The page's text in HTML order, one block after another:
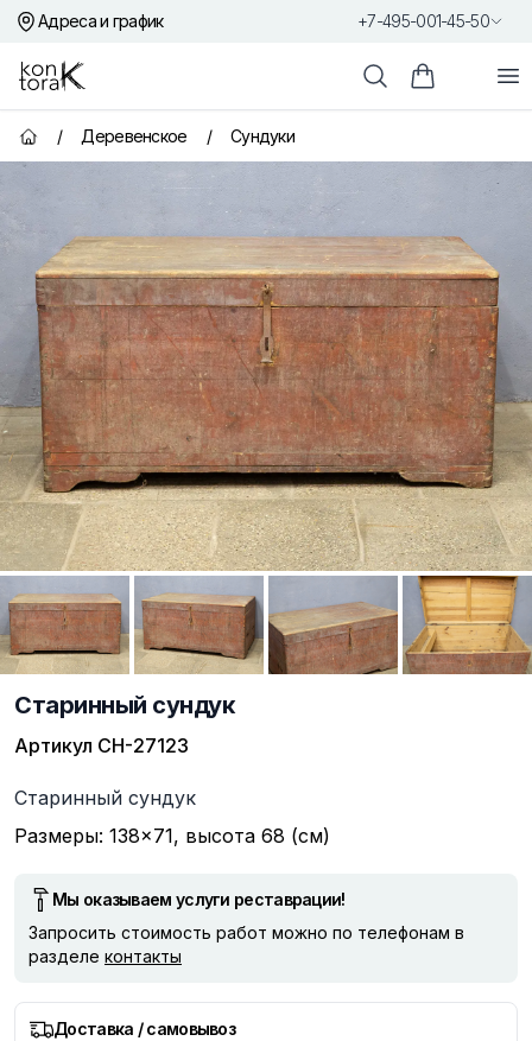
Адреса и график +7-495-001-45-50
Контора К
ПоискКорзина
Главная страница
/ Деревенское / Сундуки
Старинный сундук
Артикул СН-27123
Описание
Старинный сундук
Размеры: 138×71, высота 68 (см)
Мы оказываем услуги реставрации!
Запросить стоимость работ можно по телефонам в
разделе контакты
Доставка / самовывоз